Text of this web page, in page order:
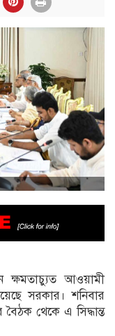
আওয়ামী
সরকার। শনিবার
বৈঠক থেকে এ সিদ্ধান্ত